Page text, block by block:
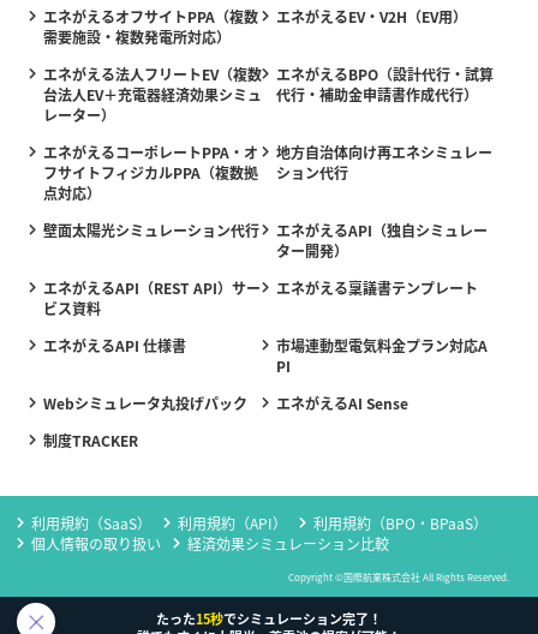
エネがえるオフサイトPPA（複数
需要施設・複数発電所対応）
エネがえるEV・V2H（EV用）
エネがえる法人フリートEV（複数
台法人EV＋充電器経済効果シミュ
レーター）
エネがえるBPO（設計代行・試算
代行・補助金申請書作成代行）
エネがえるコーポレートPPA・オ
フサイトフィジカルPPA（複数拠
点対応）
地方自治体向け再エネシミュレー
ション代行
壁面太陽光シミュレーション代行
エネがえるAPI（独自シミュレー
ター開発）
エネがえるAPI（REST API）サー
ビス資料
エネがえる稟議書テンプレート
エネがえるAPI 仕様書
市場連動型電気料金プラン対応A
PI
Webシミュレータ丸投げパック
エネがえるAI Sense
制度TRACKER
利用規約（SaaS） 利用規約（API）
利用規約（BPO・BPaaS）
個人情報の取り扱い
経済効果シミュレーション比較
Copyright ©国際航業株式会社 All Rights Reserved.
たった15秒でシミュレーション完了！